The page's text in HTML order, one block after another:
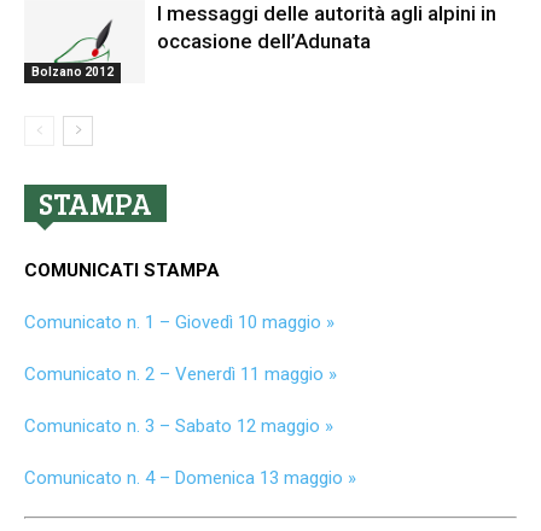
Bolzano 2012
I messaggi delle autorità agli alpini in
occasione dell’Adunata
STAMPA
COMUNICATI STAMPA
Comunicato n. 1 – Giovedì 10 maggio »
Comunicato n. 2 – Venerdì 11 maggio »
Comunicato n. 3 – Sabato 12 maggio »
Comunicato n. 4 – Domenica 13 maggio »